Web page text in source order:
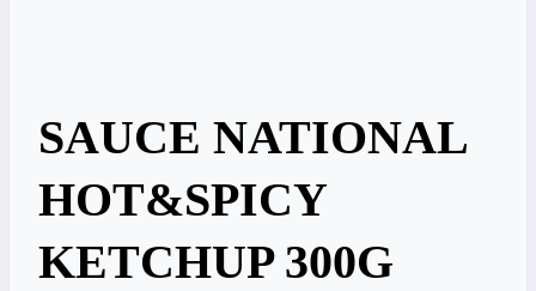
SAUCE NATIONAL
HOT&SPICY
KETCHUP 300G